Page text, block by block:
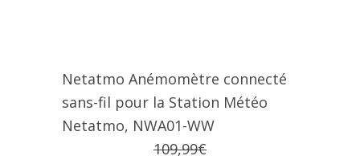
Netatmo Anémomètre connecté
sans-fil pour la Station Météo
Netatmo, NWA01-WW
109,99€